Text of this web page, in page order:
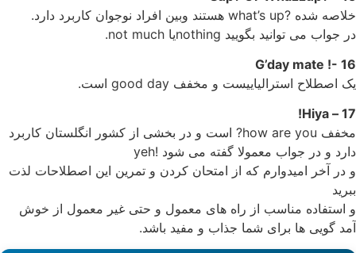
خلاصه شده ?what’s up هستند وبین افراد نوجوان کاربرد دارد.
در جواب می توانید بگویید nothingیا not much.
16 -! G’day mate
یک اصطلاح استرالیاییست و مخفف good day است.
17 – Hiya!
مخفف how are you? است و در بخشی از کشور انگلستان کاربرد
دارد و در جواب معمولا گفته می شود !yeh
و در آخر امیدوارم که از امتحان کردن و تمرین این اصطلاحات لذت
ببرید
و استفاده مناسب از راه های معمول و حتی غیر معمول از خوش
آمد گویی ها برای شما جذاب و مفید باشد.